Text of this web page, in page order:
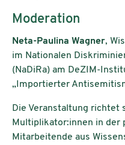
Moderation
Neta-Paulina Wagner,
im Nationalen
(NaDiRa) am DeZIM-
„Importierter
Die Veranstaltung richtet
Multiplikator:innen in der
Mitarbeitende aus